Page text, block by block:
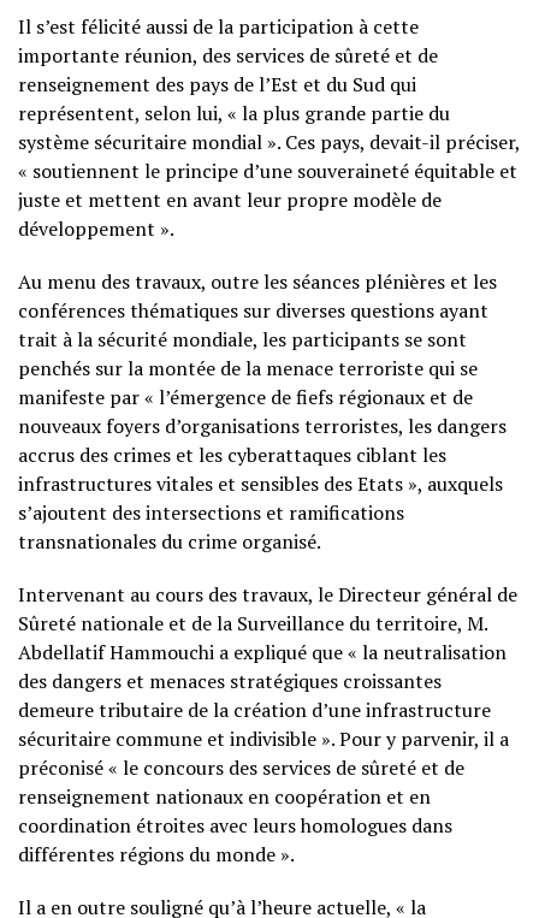
Il s’est félicité aussi de la participation à cette
importante réunion, des services de sûreté et de
renseignement des pays de l’Est et du Sud qui
représentent, selon lui, « la plus grande partie du
système sécuritaire mondial ». Ces pays, devait-il préciser,
« soutiennent le principe d’une souveraineté équitable et
juste et mettent en avant leur propre modèle de
développement ».
Au menu des travaux, outre les séances plénières et les
conférences thématiques sur diverses questions ayant
trait à la sécurité mondiale, les participants se sont
penchés sur la montée de la menace terroriste qui se
manifeste par « l’émergence de fiefs régionaux et de
nouveaux foyers d’organisations terroristes, les dangers
accrus des crimes et les cyberattaques ciblant les
infrastructures vitales et sensibles des Etats », auxquels
s’ajoutent des intersections et ramifications
transnationales du crime organisé.
Intervenant au cours des travaux, le Directeur général de
Sûreté nationale et de la Surveillance du territoire, M.
Abdellatif Hammouchi a expliqué que « la neutralisation
des dangers et menaces stratégiques croissantes
demeure tributaire de la création d’une infrastructure
sécuritaire commune et indivisible ». Pour y parvenir, il a
préconisé « le concours des services de sûreté et de
renseignement nationaux en coopération et en
coordination étroites avec leurs homologues dans
différentes régions du monde ».
Il a en outre souligné qu’à l’heure actuelle, « la